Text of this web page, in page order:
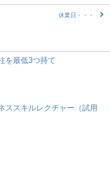
休業日・・・
を最低3つ持て
ススキルレクチャー（試用